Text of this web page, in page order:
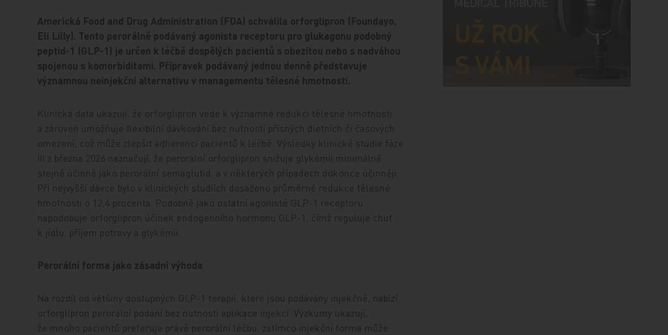
Americká Food and Drug Administration (FDA) schválila orforglipron (Foundayo,
Eli Lilly). Tento perorálně podávaný agonista receptoru pro glukagonu podobný
peptid-1 (GLP-1) je určen k léčbě dospělých pacientů s obezitou nebo s nadváhou
spojenou s komorbiditami. Přípravek podávaný jednou denně představuje
významnou neinjekční alternativu v managementu tělesné hmotnosti.
Klinická data ukazují, že orforglipron vede k významné redukci tělesné hmotnosti
a zároveň umožňuje flexibilní dávkování bez nutnosti přísných dietních či časových
omezení, což může zlepšit adherenci pacientů k léčbě. Výsledky klinické studie fáze
III z března 2026 naznačují, že perorální orforglipron snižuje glykémii minimálně
stejně účinně jako perorální semaglutid, a v některých případech dokonce účinněji.
Při nejvyšší dávce bylo v klinických studiích dosaženo průměrné redukce tělesné
hmotnosti o 12,4 procenta. Podobně jako ostatní agonisté GLP-1 receptoru
napodobuje orforglipron účinek endogenního hormonu GLP-1, čímž reguluje chuť
k jídlu, příjem potravy a glykémii.
Perorální forma jako zásadní výhoda
Na rozdíl od většiny dostupných GLP-1 terapií, které jsou podávány injekčně, nabízí
orforglipron perorální podání bez nutnosti aplikace injekcí. Výzkumy ukazují,
že mnoho pacientů preferuje právě perorální léčbu, zatímco injekční forma může